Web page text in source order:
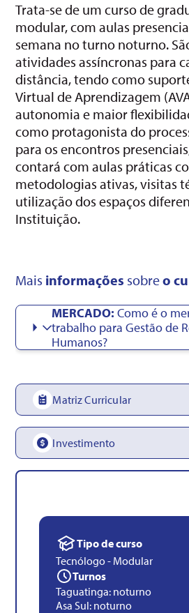
Trata-se de um curso de
modular, com aulas
semana no turno noturno.
atividades assíncronas para
distância, tendo como
Virtual de Aprendizagem
autonomia e maior
como protagonista do
para os encontros
contará com aulas práticas
metodologias ativas, visitas
utilização dos espaços
Instituição.
Mais informações sobreo
MERCADO: Como é o
trabalho para Gestão de
Humanos?
Matriz Curricular
Investimento
Tipo de curso
Tecnólogo - Modular
Turnos
Taguatinga: noturno
Asa Sul: noturno